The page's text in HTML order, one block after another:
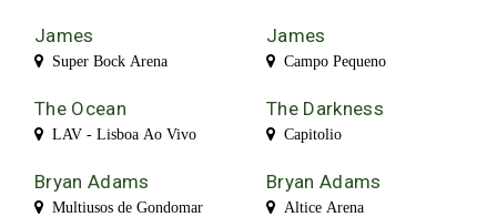
James
Super Bock Arena
James
Campo Pequeno
The Ocean
LAV - Lisboa Ao Vivo
The Darkness
Capitolio
Bryan Adams
Multiusos de Gondomar
Bryan Adams
Altice Arena